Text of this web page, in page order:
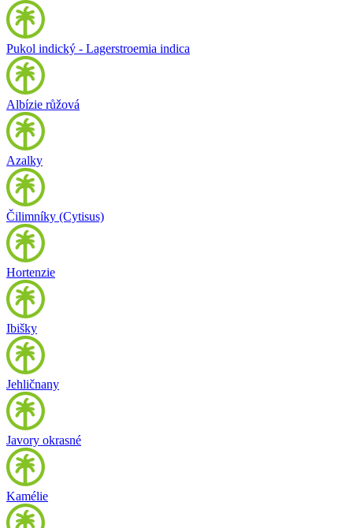
Pukol indický - Lagerstroemia indica
Albízie růžová
Azalky
Čilimníky (Cytisus)
Hortenzie
Ibišky
Jehličnany
Javory okrasné
Kamélie